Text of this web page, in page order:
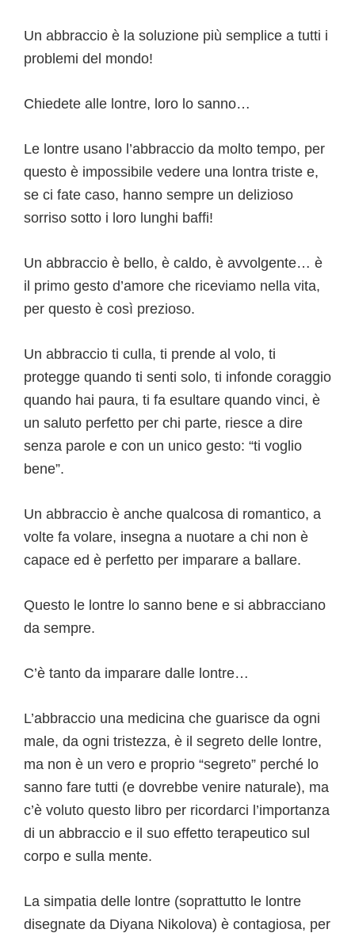
Un abbraccio è la soluzione più semplice a tutti i
problemi del mondo!
Chiedete alle lontre, loro lo sanno…
Le lontre usano l’abbraccio da molto tempo, per
questo è impossibile vedere una lontra triste e,
se ci fate caso, hanno sempre un delizioso
sorriso sotto i loro lunghi baffi!
Un abbraccio è bello, è caldo, è avvolgente… è
il primo gesto d’amore che riceviamo nella vita,
per questo è così prezioso.
Un abbraccio ti culla, ti prende al volo, ti
protegge quando ti senti solo, ti infonde coraggio
quando hai paura, ti fa esultare quando vinci, è
un saluto perfetto per chi parte, riesce a dire
senza parole e con un unico gesto: “ti voglio
bene”.
Un abbraccio è anche qualcosa di romantico, a
volte fa volare, insegna a nuotare a chi non è
capace ed è perfetto per imparare a ballare.
Questo le lontre lo sanno bene e si abbracciano
da sempre.
C’è tanto da imparare dalle lontre…
L’abbraccio una medicina che guarisce da ogni
male, da ogni tristezza, è il segreto delle lontre,
ma non è un vero e proprio “segreto” perché lo
sanno fare tutti (e dovrebbe venire naturale), ma
c’è voluto questo libro per ricordarci l’importanza
di un abbraccio e il suo effetto terapeutico sul
corpo e sulla mente.
La simpatia delle lontre (soprattutto le lontre
disegnate da Diyana Nikolova) è contagiosa, per